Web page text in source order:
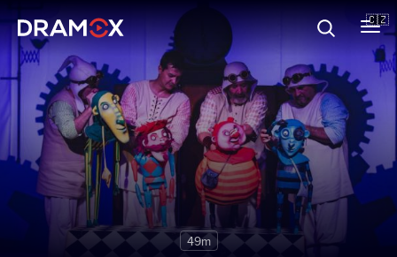
🇨🇿
Dárkové poukazy
Registrujte se
49m